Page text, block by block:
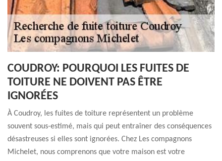
COUDROY: POURQUOI LES FUITES DE
TOITURE NE DOIVENT PAS ÊTRE
IGNORÉES
À Coudroy, les fuites de toiture représentent un problème
souvent sous-estimé, mais qui peut entraîner des conséquences
désastreuses si elles sont ignorées. Chez Les compagnons
Michelet, nous comprenons que votre maison est votre